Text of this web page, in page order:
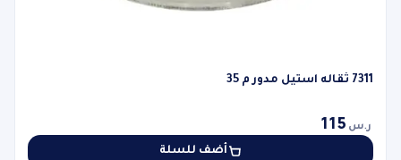
7311 ثقاله استيل مدور م 35
ر.س 115
أضف للسلة